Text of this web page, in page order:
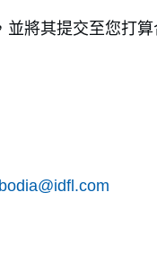
並將其提交至您打